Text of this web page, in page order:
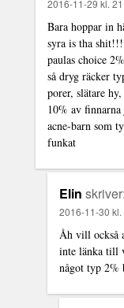
2016-11-29 kl.
Bara hoppar in
syra is tha
paulas choice
så dryg räcker
porer, slätare
10% av
acne-barn som
funkat
Elin skriver:
2016-11-30 kl.
Åh vill också
inte länka till
något typ 2%